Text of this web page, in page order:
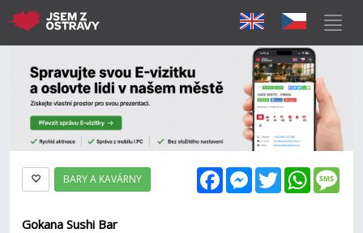
FacebookMessenger
Twitter
BARY A KAVÁRNY
Gokana Sushi Bar